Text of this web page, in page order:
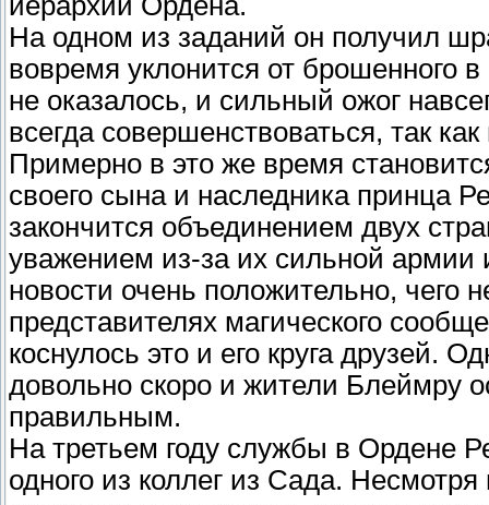
На одном из заданий он получил
вовремя уклонится от брошенного
не оказалось, и сильный ожог
всегда совершенствоваться, так
Примерно в это же время
своего сына и наследника принца
закончится объединением двух
уважением из-за их сильной армии
новости очень положительно, чего
представителях магического
коснулось это и его круга друзей.
довольно скоро и жители Блеймру
правильным.
На третьем году службы в Ордене
одного из коллег из Сада.